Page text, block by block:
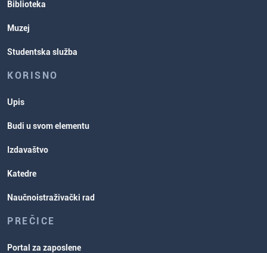
Biblioteka
Muzej
Studentska služba
KORISNO
Upis
Budi u svom elementu
Izdavaštvo
Katedre
Naučnoistraživački rad
PREČICE
Portal za zaposlene